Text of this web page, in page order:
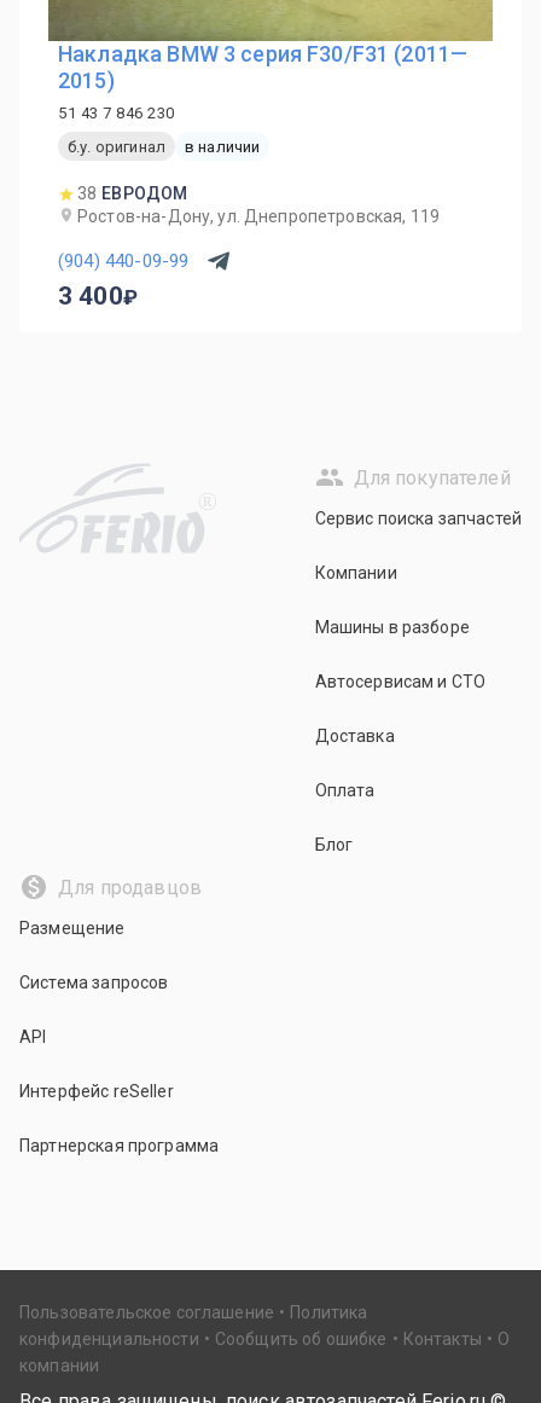
Накладка BMW 3 серия F30/F31 (2011—
2015)
51 43 7 846 230
б.у. оригинал
в наличии
38 ЕВРОДОМ
Ростов-на-Дону, ул. Днепропетровская, 119
(904) 440-09-99
3 400
R
Для покупателей
Сервис поиска запчастей
Компании
Машины в разборе
Автосервисам и СТО
Доставка
Оплата
Блог
Для продавцов
Размещение
Система запросов
API
Интерфейс reSeller
Партнерская программа
Пользовательское соглашение
Политика
конфиденциальности
Сообщить об ошибке Контакты
О
компании